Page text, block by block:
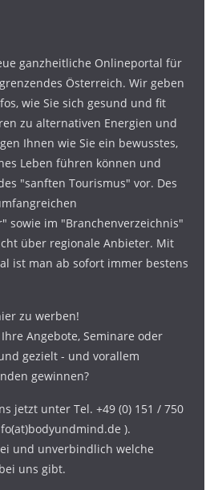
ganzheitliche Onlineportal für
Österreich. Wir geben
wie Sie sich gesund und fit
zu alternativen Energien und
Ihnen wie Sie ein bewusstes,
Leben führen können und
"sanften Tourismus" vor. Des
sowie im "Branchenverzeichnis"
über regionale Anbieter. Mit
ist man ab sofort immer bestens
zu werben!
Angebote, Seminare oder
gezielt - und vorallem
gewinnen?
jetzt unter Tel. +49 (0) 151 / 750
).
und unverbindlich welche
uns gibt.